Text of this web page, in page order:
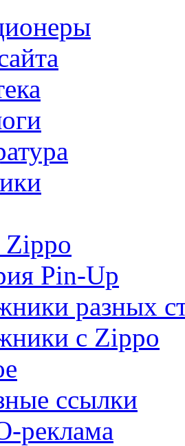
Zippo
Pin-Up
разных
с Zippo
ссылки
реклама